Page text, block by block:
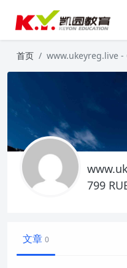
首页 www.ukeyreg.live -
799
文章 0